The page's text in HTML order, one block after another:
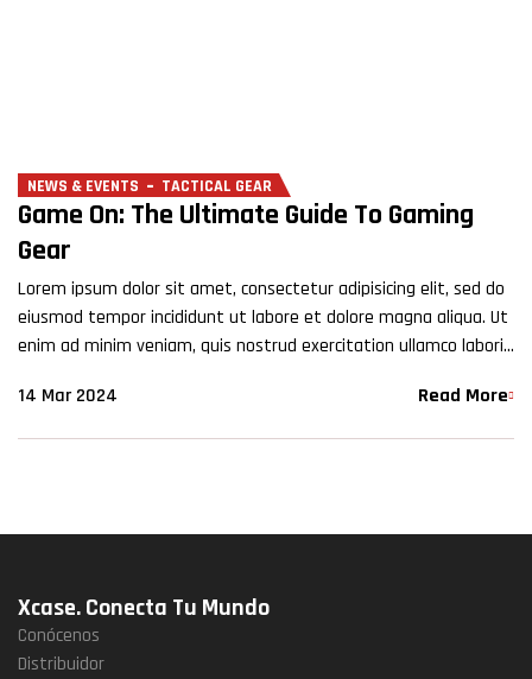
NEWS & EVENTS TACTICAL GEAR
Game On: The Ultimate Guide To Gaming
Gear
Lorem ipsum dolor sit amet, consectetur adipisicing elit, sed do
eiusmod tempor incididunt ut labore et dolore magna aliqua. Ut
enim ad minim veniam, quis nostrud exercitation ullamco laboris
14 Mar 2024
Read More
Xcase. Conecta Tu Mundo
Conócenos
Distribuidor